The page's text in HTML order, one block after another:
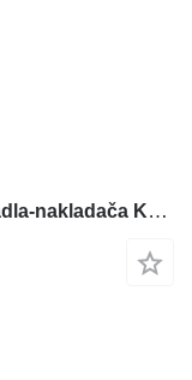
Plynové lanko - 42N4311460 na rýpadla-nakladača Komatsu WB91R, WB93R, WB93S, WB97R, WB97S